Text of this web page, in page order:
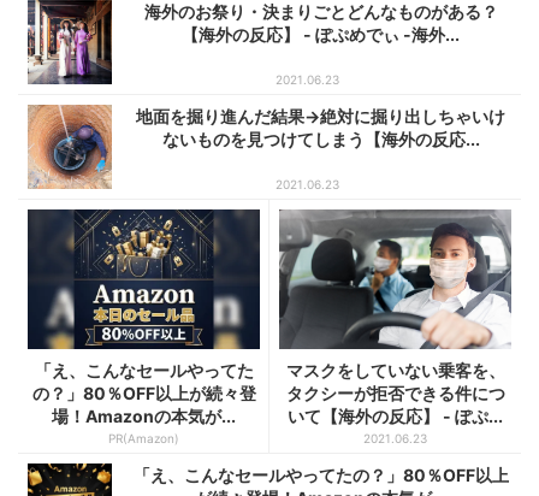
海外のお祭り・決まりごとどんなものがある？
【海外の反応】 - ぽぷめでぃ -海外...
2021.06.23
地面を掘り進んだ結果→絶対に掘り出しちゃいけ
ないものを見つけてしまう【海外の反応...
2021.06.23
「え、こんなセールやってた
の？」80％OFF以上が続々登
場！Amazonの本気が...
PR(Amazon)
マスクをしていない乗客を、
タクシーが拒否できる件につ
いて【海外の反応】 - ぽぷ...
2021.06.23
「え、こんなセールやってたの？」80％OFF以上